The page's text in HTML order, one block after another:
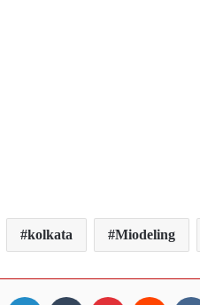
kolkata Miodeling
Twitter LinkedIn Tumblr Pinterest Reddit